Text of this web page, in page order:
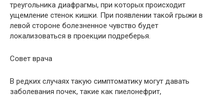
треугольника диафрагмы, при которых происходит
ущемление стенок кишки. При появлении такой грыжи в
левой стороне болезненное чувство будет
локализоваться в проекции подреберья.
Совет врача
В редких случаях такую симптоматику могут давать
заболевания почек, такие как пиелонефрит,